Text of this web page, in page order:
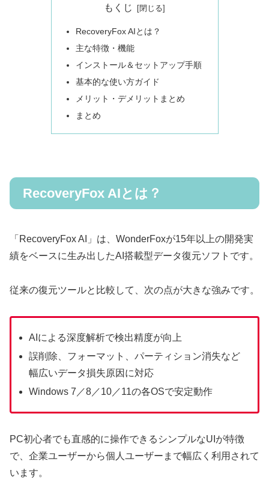
もくじ
RecoveryFox AIとは？
主な特徴・機能
インストール＆セットアップ手順
基本的な使い方ガイド
メリット・デメリットまとめ
まとめ
RecoveryFox AIとは？
「RecoveryFox AI」は、WonderFoxが15年以上の開発実
績をベースに生み出したAI搭載型データ復元ソフトです。
従来の復元ツールと比較して、次の点が大きな強みです。
AIによる深度解析で検出精度が向上
誤削除、フォーマット、パーティション消失など
幅広いデータ損失原因に対応
Windows 7／8／10／11の各OSで安定動作
PC初心者でも直感的に操作できるシンプルなUIが特徴
で、企業ユーザーから個人ユーザーまで幅広く利用されて
います。